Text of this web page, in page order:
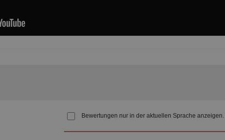
Bewertungen nur in der aktuellen Sprache anzeigen.